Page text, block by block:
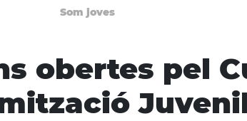
Som joves
obertes pel